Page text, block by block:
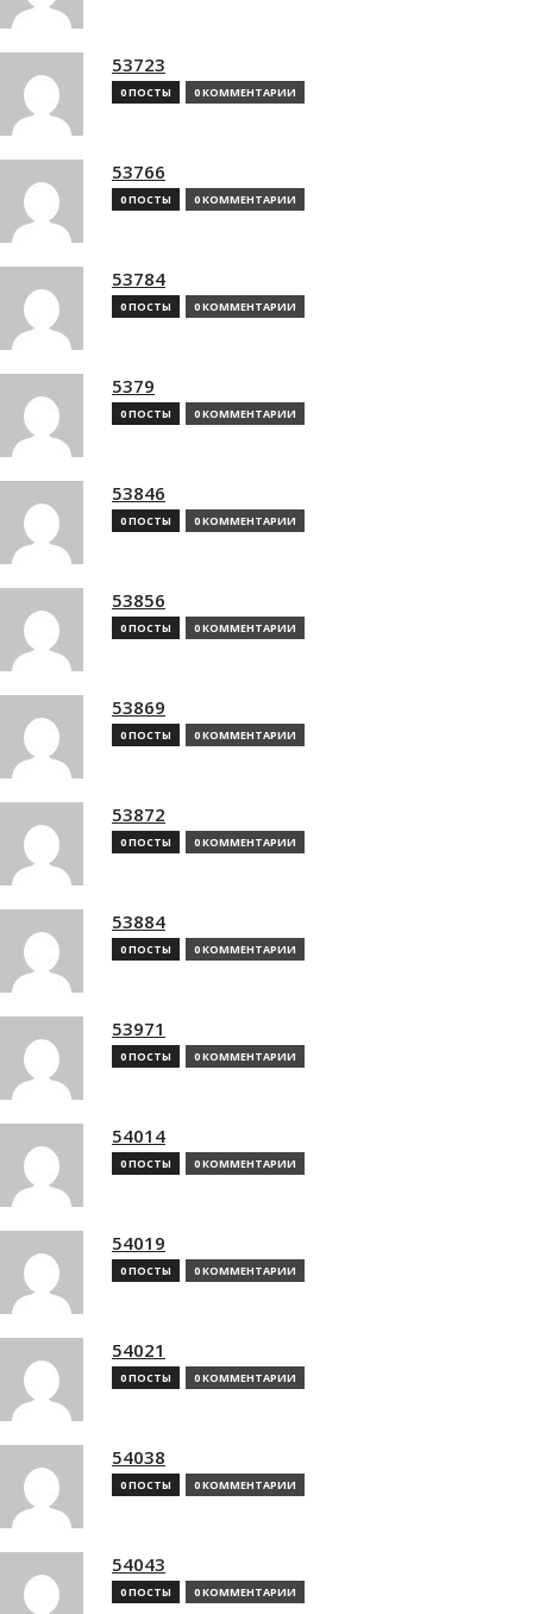
53723
0 ПОСТЫ 0 КОММЕНТАРИИ
53766
0 ПОСТЫ 0 КОММЕНТАРИИ
53784
0 ПОСТЫ 0 КОММЕНТАРИИ
5379
0 ПОСТЫ 0 КОММЕНТАРИИ
53846
0 ПОСТЫ 0 КОММЕНТАРИИ
53856
0 ПОСТЫ 0 КОММЕНТАРИИ
53869
0 ПОСТЫ 0 КОММЕНТАРИИ
53872
0 ПОСТЫ 0 КОММЕНТАРИИ
53884
0 ПОСТЫ 0 КОММЕНТАРИИ
53971
0 ПОСТЫ 0 КОММЕНТАРИИ
54014
0 ПОСТЫ 0 КОММЕНТАРИИ
54019
0 ПОСТЫ 0 КОММЕНТАРИИ
54021
0 ПОСТЫ 0 КОММЕНТАРИИ
54038
0 ПОСТЫ 0 КОММЕНТАРИИ
54043
0 ПОСТЫ 0 КОММЕНТАРИИ